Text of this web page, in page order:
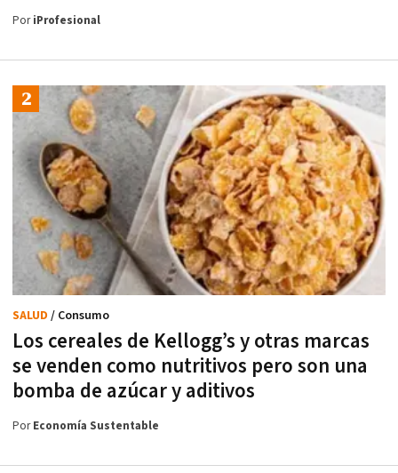
PoriProfesional
Los cereales de Kellogg’s y otras marcas
se venden como nutritivos pero son una
bomba de azúcar y aditivos
SALUD / Consumo
PorEconomía Sustentable